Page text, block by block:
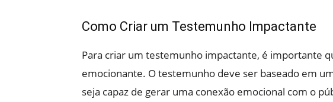
Como Criar um Testemunho Impactante
Para criar um testemunho impactante, é importante
emocionante. O testemunho deve ser baseado em
seja capaz de gerar uma conexão emocional com o